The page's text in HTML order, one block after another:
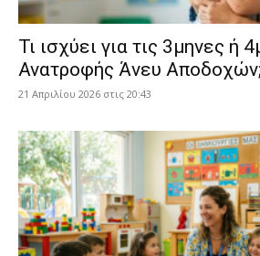
​Τι ισχύει για τις 3μηνες ή
Ανατροφής Άνευ Αποδοχών;
21 Απριλίου 2026 στις 20:43